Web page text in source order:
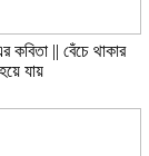
কবিতা || বেঁচে থাকার
যায়